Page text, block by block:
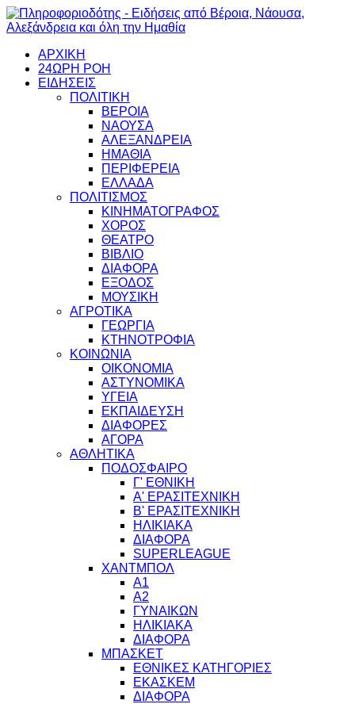
ΑΡΧΙΚΗ
24ΩΡΗ ΡΟΗ
ΕΙΔΗΣΕΙΣ
ΠΟΛΙΤΙΚΗ
ΒΕΡΟΙΑ
ΝΑΟΥΣΑ
ΑΛΕΞΑΝΔΡΕΙΑ
ΗΜΑΘΙΑ
ΠΕΡΙΦΕΡΕΙΑ
ΕΛΛΑΔΑ
ΠΟΛΙΤΙΣΜΟΣ
ΚΙΝΗΜΑΤΟΓΡΑΦΟΣ
ΧΟΡΟΣ
ΘΕΑΤΡΟ
ΒΙΒΛΙΟ
ΔΙΑΦΟΡΑ
ΕΞΟΔΟΣ
ΜΟΥΣΙΚΗ
ΑΓΡΟΤΙΚΑ
ΓΕΩΡΓΙΑ
ΚΤΗΝΟΤΡΟΦΙΑ
ΚΟΙΝΩΝΙΑ
ΟΙΚΟΝΟΜΙΑ
ΑΣΤΥΝΟΜΙΚΑ
ΥΓΕΙΑ
ΕΚΠΑΙΔΕΥΣΗ
ΔΙΑΦΟΡΕΣ
ΑΓΟΡΑ
ΑΘΛΗΤΙΚΑ
ΠΟΔΟΣΦΑΙΡΟ
Γ' ΕΘΝΙΚΗ
Α' ΕΡΑΣΙΤΕΧΝΙΚΗ
Β' ΕΡΑΣΙΤΕΧΝΙΚΗ
ΗΛΙΚΙΑΚΑ
ΔΙΑΦΟΡΑ
SUPERLEAGUE
ΧΑΝΤΜΠΟΛ
Α1
Α2
ΓΥΝΑΙΚΩΝ
ΗΛΙΚΙΑΚΑ
ΔΙΑΦΟΡΑ
ΜΠΑΣΚΕΤ
ΕΘΝΙΚΕΣ ΚΑΤΗΓΟΡΙΕΣ
ΕΚΑΣΚΕΜ
ΔΙΑΦΟΡΑ